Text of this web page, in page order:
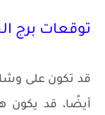
توقعات برج
قد تكون على وشك
أيضًا، قد يكون